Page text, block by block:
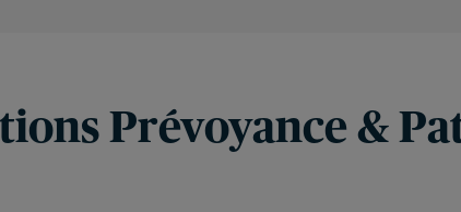
Prévoyance &